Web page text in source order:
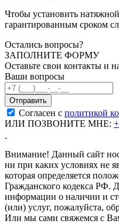
Чтобы установить
гарантированным сроком
Остались вопросы?
ЗАПОЛНИТЕ ФОРМУ
Оставьте свои контакты и
Ваши вопросы
Согласен с политикой
ИЛИ ПОЗВОНИТЕ МНЕ:
Внимание! Данный сайт
ни при каких условиях не
которая определяется
Гражданского кодекса РФ.
информации о наличии и
(или) услуг, пожалуйста,
Или мы сами свяжемся с